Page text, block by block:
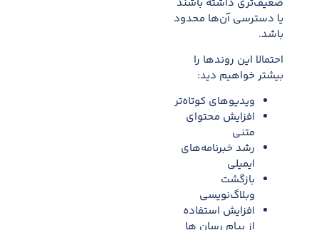
یا دسترسی آن‌ها محدود
باشد.
احتمالا این روندها را
بیشتر خواهیم دید:
ویدیوهای کوتاه‌تر
افزایش محتوای
متنی
رشد خبرنامه‌های
ایمیلی
بازگشت
وبلاگ‌نویسی
افزایش استفاده